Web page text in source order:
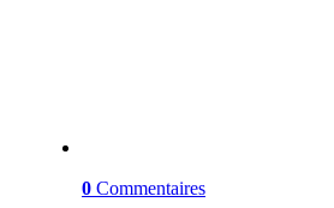
0 Commentaires